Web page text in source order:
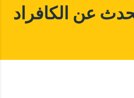
عن الكافراد